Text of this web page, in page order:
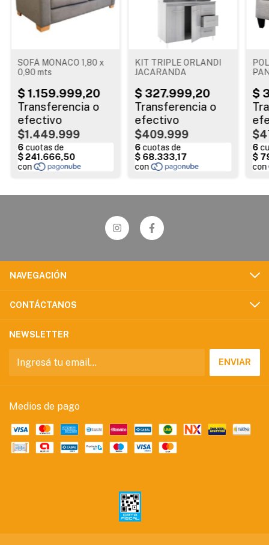
SOFÁ MÓNACO 1,80 x
0,90 mts
$1.449.999
KIT TRIPLE ORLANDI
JACARANDA
$409.999
NAVEGACIÓN
CONTÁCTANOS
NEWSLETTER
Medios de pago